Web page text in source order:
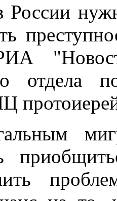
России
отдела